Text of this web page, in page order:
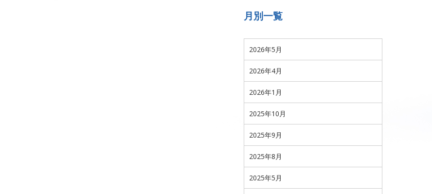
月別一覧
2026年5月
2026年4月
2026年1月
2025年10月
2025年9月
2025年8月
2025年5月